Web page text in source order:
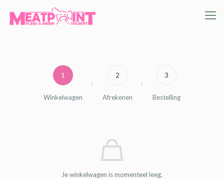
1
Winkelwagen
2
Afrekenen
3
Bestelling
Je winkelwagen is momenteel leeg.